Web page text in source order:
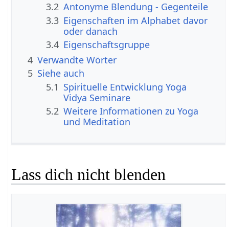
3.2 Antonyme Blendung - Gegenteile
3.3 Eigenschaften im Alphabet davor
oder danach
3.4 Eigenschaftsgruppe
4 Verwandte Wörter
5 Siehe auch
5.1 Spirituelle Entwicklung Yoga
Vidya Seminare
5.2 Weitere Informationen zu Yoga
und Meditation
Lass dich nicht blenden